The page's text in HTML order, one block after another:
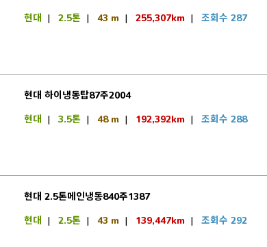
현대 | 2.5톤| 43 m| 255,307km| 조회수 287
현대 하이냉동탑87주2004
현대 | 3.5톤| 48 m| 192,392km| 조회수 288
현대 2.5톤메인냉동840주1387
현대 | 2.5톤| 43 m| 139,447km| 조회수 292